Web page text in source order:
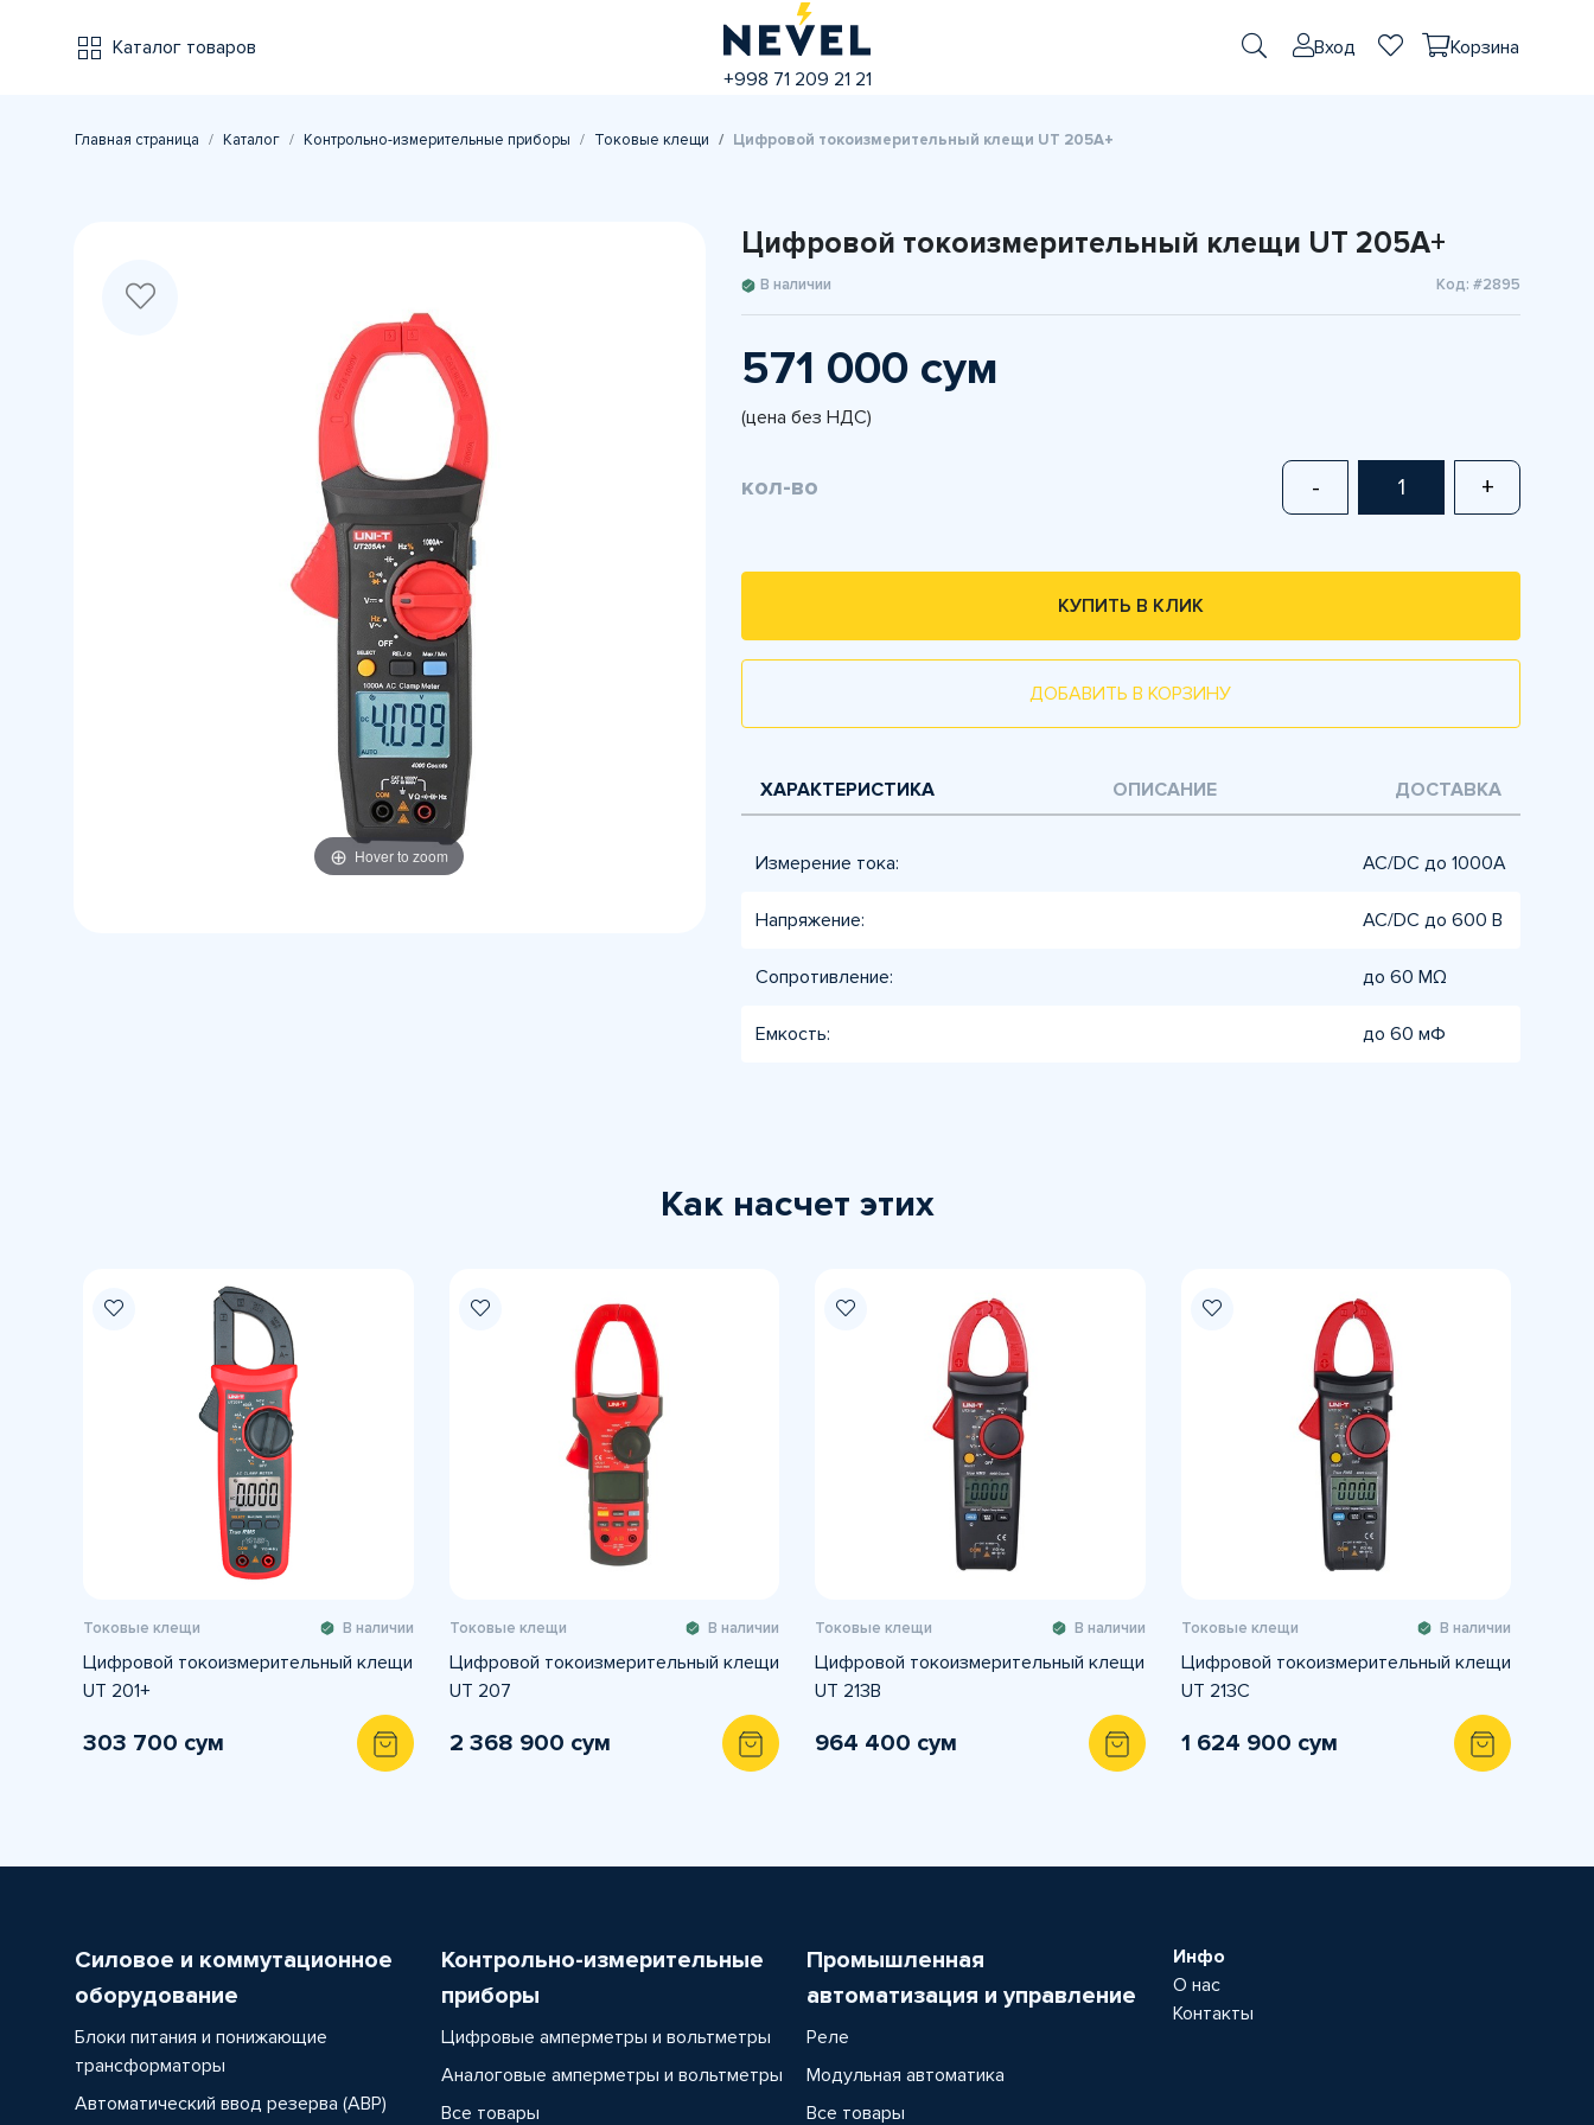
Каталог товаров
+998 71 209 21 21
Вход Корзина
Главная страница Каталог Контрольно-измерительные приборы Токовые клещи Цифровой токоизмерительный клещи UT 205A+
Hover to zoom
Цифровой токоизмерительный клещи UT 205A+
В наличии Код: #2895
571 000 сум
(цена без НДС)
кол-во - +
КУПИТЬ В КЛИК
ДОБАВИТЬ В КОРЗИНУ
ХАРАКТЕРИСТИКА ОПИСАНИЕ ДОСТАВКА
Измерение тока: AC/DC до 1000А
Напряжение: AC/DC до 600 В
Сопротивление: до 60 MΩ
Емкость: до 60 мФ
Как насчет этих
Токовые клещи В наличии
Цифровой токоизмерительный клещи
UT 201+
303 700 сум
Токовые клещи В наличии
Цифровой токоизмерительный клещи
UT 207
2 368 900 сум
Токовые клещи В наличии
Цифровой токоизмерительный клещи
UT 213B
964 400 сум
Токовые клещи В наличии
Цифровой токоизмерительный клещи
UT 213C
1 624 900 сум
Силовое и коммутационное
оборудование
Блоки питания и понижающие
трансформаторы
Автоматический ввод резерва (АВР)
Контрольно-измерительные
приборы
Цифровые амперметры и вольтметры
Аналоговые амперметры и вольтметры
Все товары
Промышленная
автоматизация и управление
Реле
Модульная автоматика
Все товары
Инфо
О нас
Контакты